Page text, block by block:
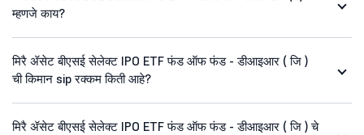
म्हणजे काय?
मिरै ॲसेट बीएसई सेलेक्ट IPO ETF फंड ऑफ फंड - डीआइआर ( जि )
ची किमान sip रक्कम किती आहे?
मिरै ॲसेट बीएसई सेलेक्ट IPO ETF फंड ऑफ फंड - डीआइआर ( जि ) चे